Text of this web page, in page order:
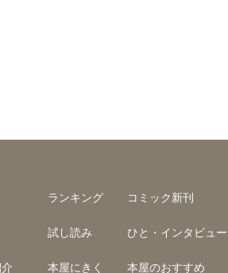
ランキング コミック新刊
試し読み ひと・インタビュー
本屋にきく 本屋のおすすめ